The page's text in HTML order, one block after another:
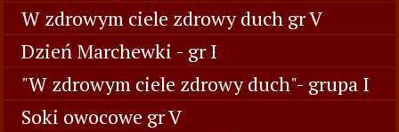
W zdrowym ciele zdrowy duch gr V
Dzień Marchewki - gr I
"W zdrowym ciele zdrowy duch"- grupa I
Soki owocowe gr V